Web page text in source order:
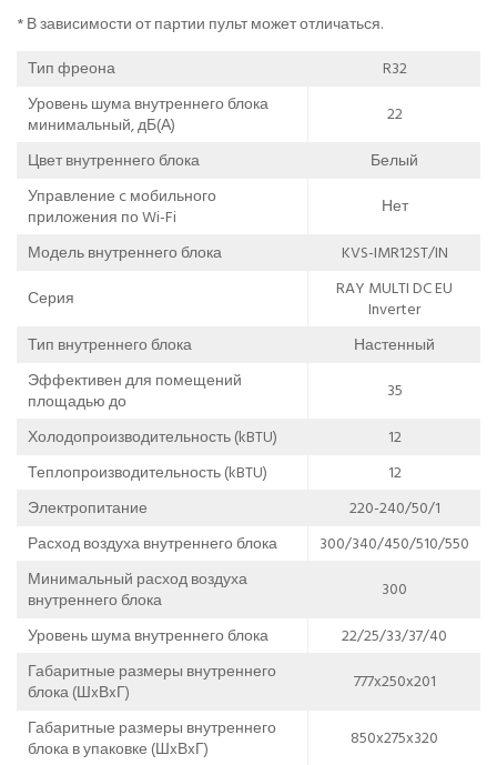
* В зависимости от партии пульт может отличаться.
Тип фреона
R32
Уровень шума внутреннего блока
минимальный, дБ(А)
22
Цвет внутреннего блока
Белый
Управление c мобильного
приложения по Wi-Fi
Нет
Модель внутреннего блока
KVS-IMR12ST/IN
Серия
RAY MULTI DC EU
Inverter
Тип внутреннего блока
Настенный
Эффективен для помещений
площадью до
35
Холодопроизводительность (kBTU)
12
Теплопроизводительность (kBTU)
12
Электропитание
220-240/50/1
Расход воздуха внутреннего блока
300/340/450/510/550
Минимальный расход воздуха
внутреннего блока
300
Уровень шума внутреннего блока
22/25/33/37/40
Габаритные размеры внутреннего
блока (ШxВxГ)
777x250x201
Габаритные размеры внутреннего
блока в упаковке (ШxВxГ)
850x275x320